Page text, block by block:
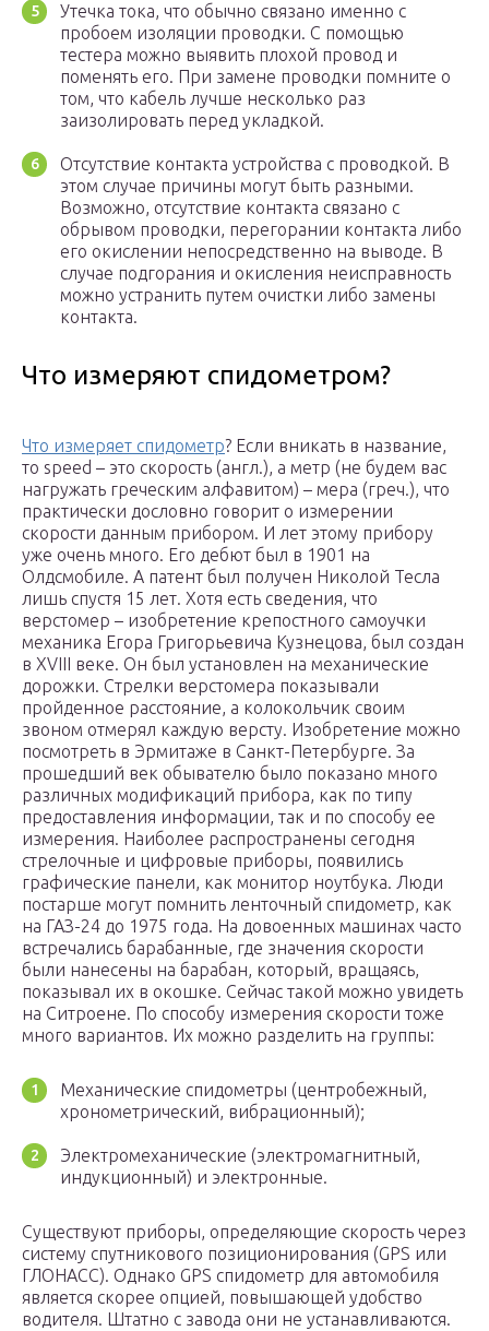
Утечка тока, что обычно связано именно с
пробоем изоляции проводки. С помощью
тестера можно выявить плохой провод и
поменять его. При замене проводки помните о
том, что кабель лучше несколько раз
заизолировать перед укладкой.
Отсутствие контакта устройства с проводкой. В
этом случае причины могут быть разными.
Возможно, отсутствие контакта связано с
обрывом проводки, перегорании контакта либо
его окислении непосредственно на выводе. В
случае подгорания и окисления неисправность
можно устранить путем очистки либо замены
контакта.
Что измеряют спидометром?
Что измеряет спидометр? Если вникать в название,
то speed – это скорость (англ.), а метр (не будем вас
нагружать греческим алфавитом) – мера (греч.), что
практически дословно говорит о измерении
скорости данным прибором. И лет этому прибору
уже очень много. Его дебют был в 1901 на
Олдсмобиле. А патент был получен Николой Тесла
лишь спустя 15 лет. Хотя есть сведения, что
верстомер – изобретение крепостного самоучки
механика Егора Григорьевича Кузнецова, был создан
в XVIII веке. Он был установлен на механические
дорожки. Стрелки верстомера показывали
пройденное расстояние, а колокольчик своим
звоном отмерял каждую версту. Изобретение можно
посмотреть в Эрмитаже в Санкт-Петербурге. За
прошедший век обывателю было показано много
различных модификаций прибора, как по типу
предоставления информации, так и по способу ее
измерения. Наиболее распространены сегодня
стрелочные и цифровые приборы, появились
графические панели, как монитор ноутбука. Люди
постарше могут помнить ленточный спидометр, как
на ГАЗ-24 до 1975 года. На довоенных машинах часто
встречались барабанные, где значения скорости
были нанесены на барабан, который, вращаясь,
показывал их в окошке. Сейчас такой можно увидеть
на Ситроене. По способу измерения скорости тоже
много вариантов. Их можно разделить на группы:
Механические спидометры (центробежный,
хронометрический, вибрационный);
Электромеханические (электромагнитный,
индукционный) и электронные.
Существуют приборы, определяющие скорость через
систему спутникового позиционирования (GPS или
ГЛОНАСС). Однако GPS спидометр для автомобиля
является скорее опцией, повышающей удобство
водителя. Штатно с завода они не устанавливаются.